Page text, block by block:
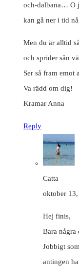
och-dalbana… O
kan gå ner i tid
Men du är alltid
och sprider sån
Ser så fram emot
Va rädd om dig!
Kramar Anna
Reply
Catta
oktober
Hej finis,
Bara
Jobbigt
antingen